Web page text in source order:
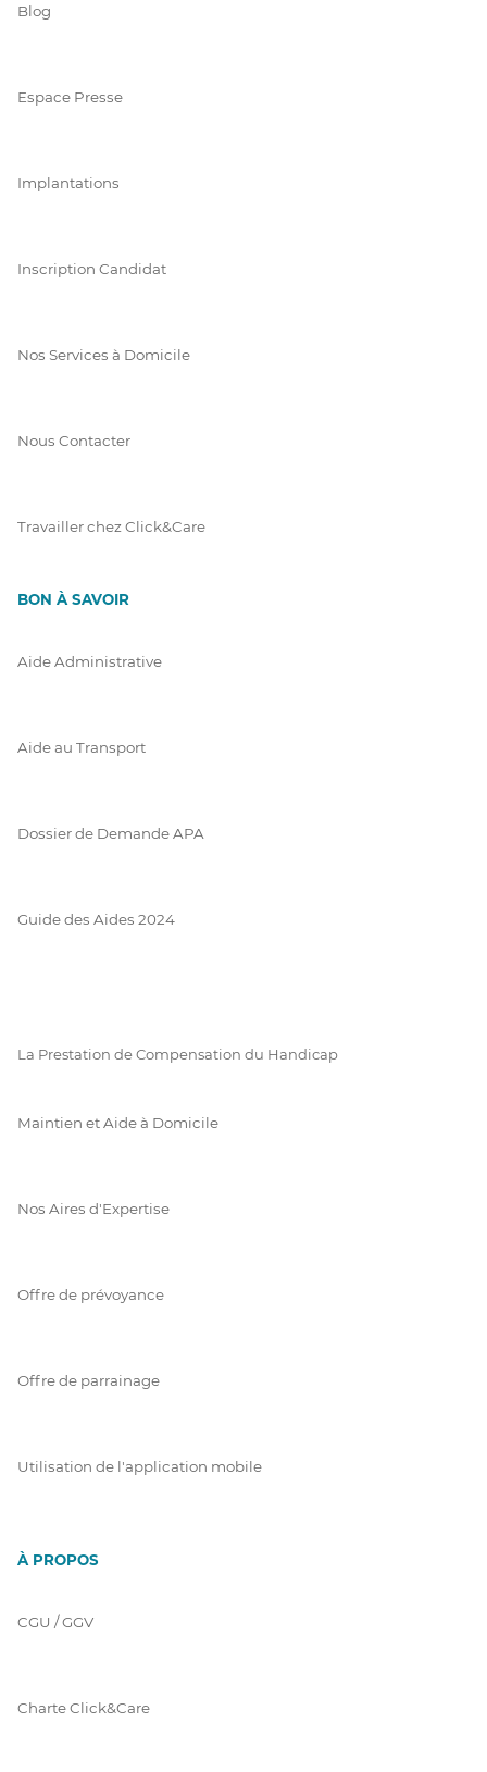
Blog
Espace Presse
Implantations
Inscription Candidat
Nos Services à Domicile
Nous Contacter
Travailler chez Click&Care
BON À SAVOIR
Aide Administrative
Aide au Transport
Dossier de Demande APA
Guide des Aides 2024
La Prestation de Compensation du Handicap
Maintien et Aide à Domicile
Nos Aires d'Expertise
Offre de prévoyance
Offre de parrainage
Utilisation de l'application mobile
À PROPOS
CGU / GGV
Charte Click&Care